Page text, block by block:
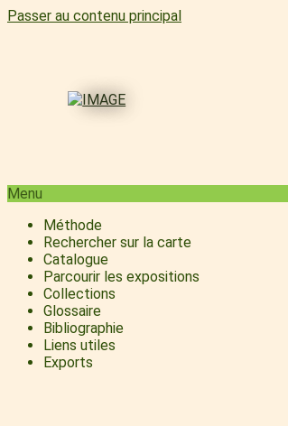
Passer au contenu principal
Menu
Méthode
Rechercher sur la carte
Catalogue
Parcourir les expositions
Collections
Glossaire
Bibliographie
Liens utiles
Exports